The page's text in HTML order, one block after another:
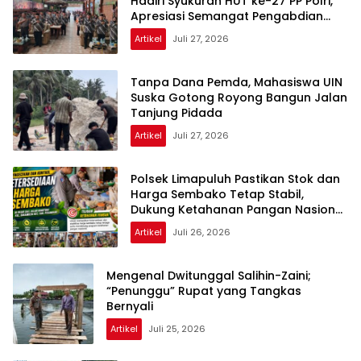
Apresiasi Semangat Pengabdian
Purnawirawan
Artikel Juli 27, 2026
Tanpa Dana Pemda, Mahasiswa UIN
Suska Gotong Royong Bangun Jalan
Tanjung Pidada
Artikel Juli 27, 2026
Polsek Limapuluh Pastikan Stok dan
Harga Sembako Tetap Stabil,
Dukung Ketahanan Pangan Nasional
di Akhir Pekan
Artikel Juli 26, 2026
Mengenal Dwitunggal Salihin-Zaini;
“Penunggu” Rupat yang Tangkas
Bernyali
Artikel Juli 25, 2026